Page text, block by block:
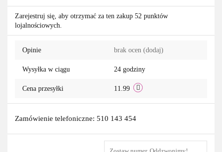
Do
Zarejestruj się, aby otrzymać za ten zakup 52 punktów
lojalnościowych.
Opinie brak ocen (dodaj)
Wysyłka w ciągu 24 godziny
Cena przesyłki 11.99
Zamówienie telefoniczne: 510 143 454